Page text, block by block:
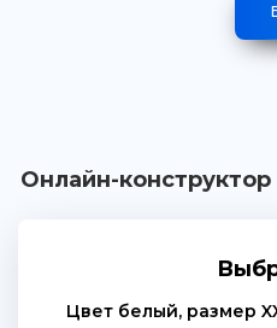
Онлайн-
Цвет белый, размер